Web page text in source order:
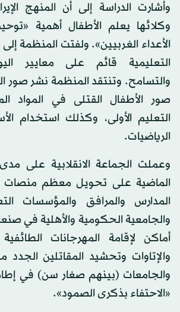
وأشارت الدراسة إلى أن المنهج
وكلائها يعلم الأطفال أهمية
الأعداء الغربيين». ولفتت المنظمة إلى
التعليمية قائم على معايير
والتسامح. وتنتقد المنظمة نشر صور
صور الأطفال القتلى في المواد
التعليم الأولى، وكذلك استخدام
الرياضيات.
وعملت الجماعة الانقلابية على مدى
الماضية على تحويل معظم منصات
المدارس والمرافق والمؤسسات
والجامعية الحكومية والأهلية في
أماكن لإقامة المهرجانات
والإتاوات وتحشيد المقاتلين
والجامعات (بينهم صغار سن) في
«الاحتفاء بذكرى الصمود».